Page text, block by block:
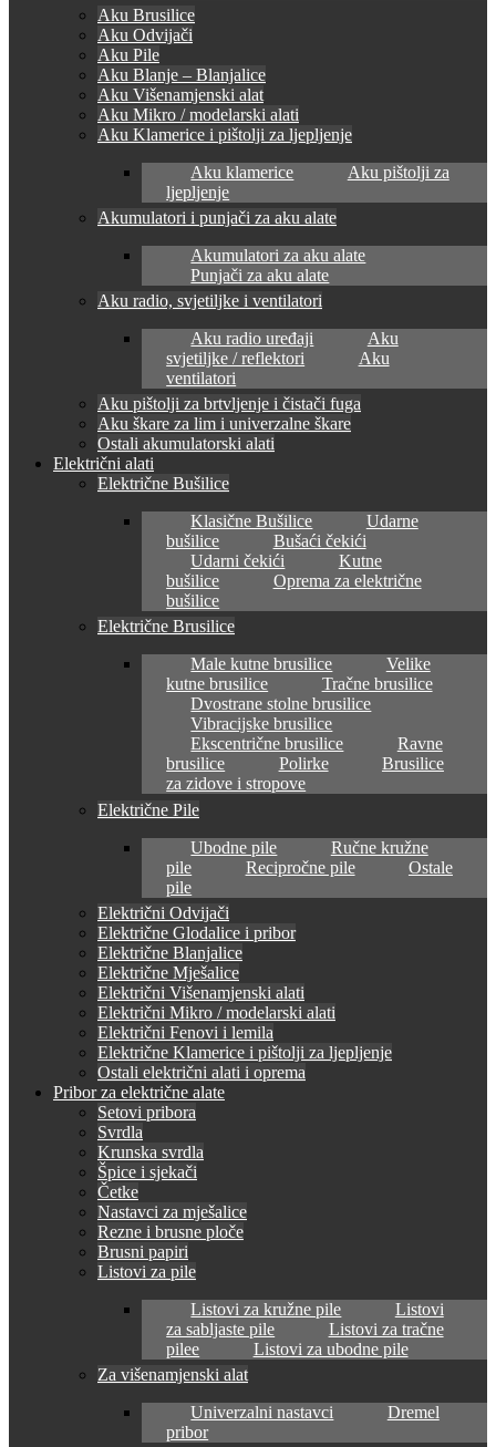
Aku Brusilice
Aku Odvijači
Aku Pile
Aku Blanje – Blanjalice
Aku Višenamjenski alat
Aku Mikro / modelarski alati
Aku Klamerice i pištolji za ljepljenje
Aku klamerice
Aku pištolji za
ljepljenje
Akumulatori i punjači za aku alate
Akumulatori za aku alate
Punjači za aku alate
Aku radio, svjetiljke i ventilatori
Aku radio uređaji
Aku
svjetiljke / reflektori
Aku
ventilatori
Aku pištolji za brtvljenje i čistači fuga
Aku škare za lim i univerzalne škare
Ostali akumulatorski alati
Električni alati
Električne Bušilice
Klasične Bušilice
Udarne
bušilice
Bušaći čekići
Udarni čekići
Kutne
bušilice
Oprema za električne
bušilice
Električne Brusilice
Male kutne brusilice
Velike
kutne brusilice
Tračne brusilice
Dvostrane stolne brusilice
Vibracijske brusilice
Ekscentrične brusilice
Ravne
brusilice
Polirke
Brusilice
za zidove i stropove
Električne Pile
Ubodne pile
Ručne kružne
pile
Recipročne pile
Ostale
pile
Električni Odvijači
Električne Glodalice i pribor
Električne Blanjalice
Električne Mješalice
Električni Višenamjenski alati
Električni Mikro / modelarski alati
Električni Fenovi i lemila
Električne Klamerice i pištolji za ljepljenje
Ostali električni alati i oprema
Pribor za električne alate
Setovi pribora
Svrdla
Krunska svrdla
Špice i sjekači
Četke
Nastavci za mješalice
Rezne i brusne ploče
Brusni papiri
Listovi za pile
Listovi za kružne pile
Listovi
za sabljaste pile
Listovi za tračne
pilee
Listovi za ubodne pile
Za višenamjenski alat
Univerzalni nastavci
Dremel
pribor